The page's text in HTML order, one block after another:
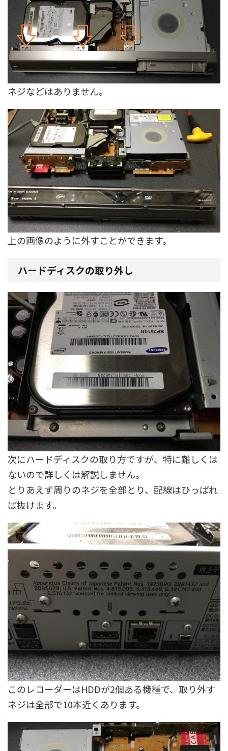
ネジなどはありません。
上の画像のように外すことができます。
ハードディスクの取り外し
次にハードディスクの取り方ですが、特に難しくは
ないので詳しくは解説しません。
とりあえず周りのネジを全部とり、配線はひっぱれ
ば抜けます。
このレコーダーはHDDが2個ある機種で、取り外す
ネジは全部で10本近くあります。